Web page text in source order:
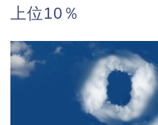
上位10％